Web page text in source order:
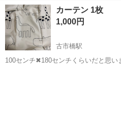
円で購入しました。 オーダーメイドし
勤の...
広島 広島市 古市橋駅
カーテン 1枚
1,000円
古市橋駅
100センチ✖︎180センチくらいだと思い